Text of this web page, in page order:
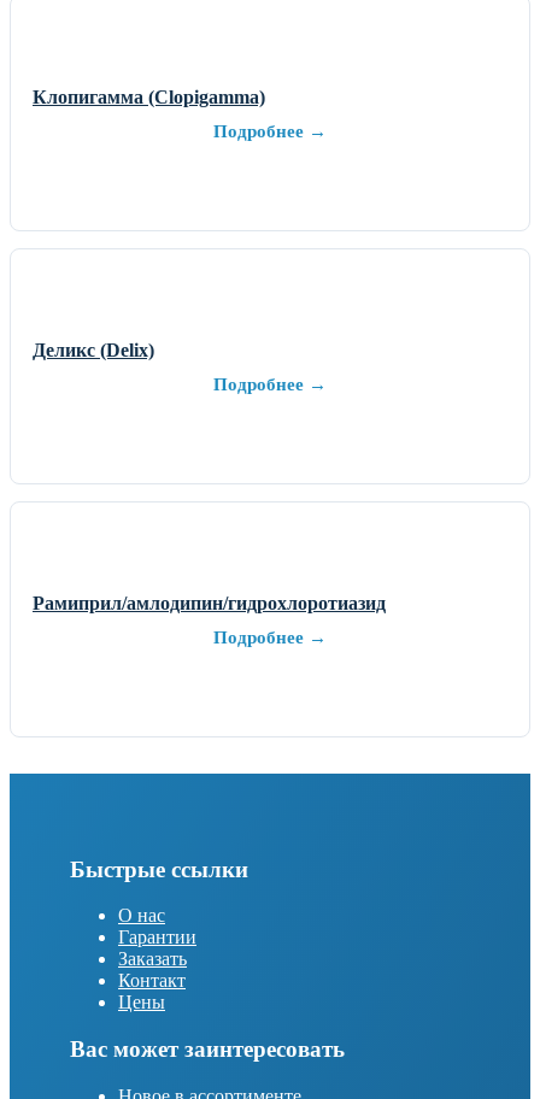
Клопигамма (Clopigamma)
Подробнее →
Деликс (Delix)
Подробнее →
Рамиприл/амлодипин/гидрохлоротиазид
Подробнее →
Быстрые ссылки
О нас
Гарантии
Заказать
Контакт
Цены
Вас может заинтересовать